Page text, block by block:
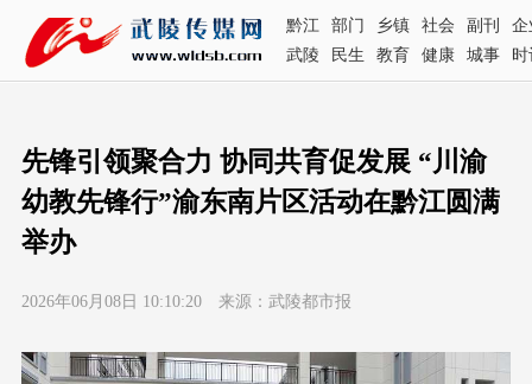
黔江 部门 乡镇 社会 副刊
企
武陵
民生 教育 健康 城事 时
先锋引领聚合力 协同共育促发展 “川渝
幼教先锋行”渝东南片区活动在黔江圆满
举办
2026年06月08日 10:10:20 来源：武陵都市报